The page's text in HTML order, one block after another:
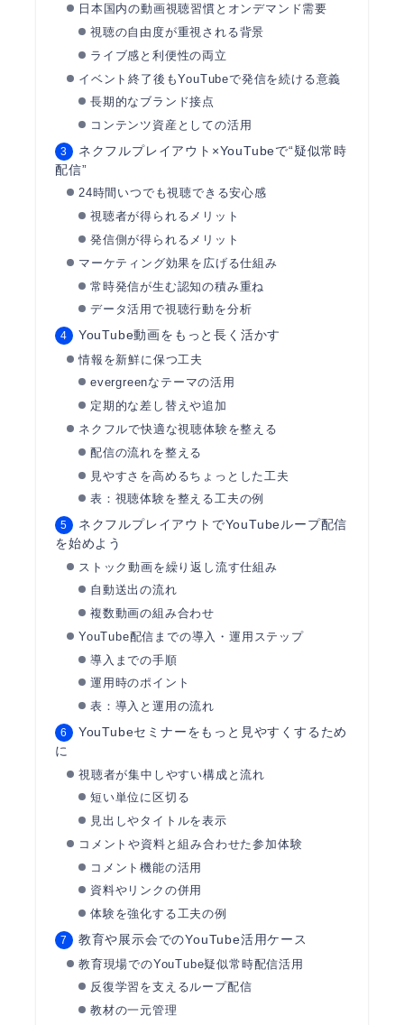
日本国内の動画視聴習慣とオンデマンド需要
視聴の自由度が重視される背景
ライブ感と利便性の両立
イベント終了後もYouTubeで発信を続ける意義
長期的なブランド接点
コンテンツ資産としての活用
ネクフルプレイアウト×YouTubeで“疑似常時
配信”
24時間いつでも視聴できる安心感
視聴者が得られるメリット
発信側が得られるメリット
マーケティング効果を広げる仕組み
常時発信が生む認知の積み重ね
データ活用で視聴行動を分析
YouTube動画をもっと長く活かす
情報を新鮮に保つ工夫
evergreenなテーマの活用
定期的な差し替えや追加
ネクフルで快適な視聴体験を整える
配信の流れを整える
見やすさを高めるちょっとした工夫
表：視聴体験を整える工夫の例
ネクフルプレイアウトでYouTubeループ配信
を始めよう
ストック動画を繰り返し流す仕組み
自動送出の流れ
複数動画の組み合わせ
YouTube配信までの導入・運用ステップ
導入までの手順
運用時のポイント
表：導入と運用の流れ
YouTubeセミナーをもっと見やすくするため
に
視聴者が集中しやすい構成と流れ
短い単位に区切る
見出しやタイトルを表示
コメントや資料と組み合わせた参加体験
コメント機能の活用
資料やリンクの併用
体験を強化する工夫の例
教育や展示会でのYouTube活用ケース
教育現場でのYouTube疑似常時配信活用
反復学習を支えるループ配信
教材の一元管理